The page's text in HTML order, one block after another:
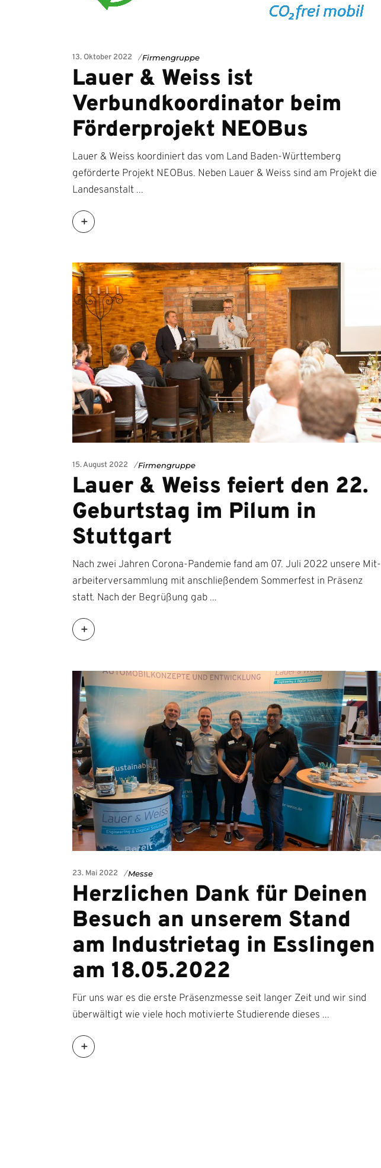
13. Oktober 2022 Firmengruppe
Lauer & Weiss ist
Verbundkoordinator beim
Förderprojekt NEOBus
Lauer & Weiss koordiniert das vom Land Baden-Württemberg
geförderte Projekt NEOBus. Neben Lauer & Weiss sind am Projekt die
Landesanstalt
15. August 2022 Firmengruppe
Lauer & Weiss feiert den 22.
Geburtstag im Pilum in
Stuttgart
Nach zwei Jahren Corona-Pandemie fand am 07. Juli 2022 unsere Mit­
arbeiterversammlung mit anschließendem Sommer­fest in Präsenz
statt. Nach der Begrüßung gab
23. Mai 2022 Messe
Herzlichen Dank für Deinen
Besuch an unserem Stand
am Industrietag in Esslingen
am 18.05.2022
Für uns war es die erste Präsenzmesse seit langer Zeit und wir sind
überwältigt wie viele hoch motivierte Studierende dieses